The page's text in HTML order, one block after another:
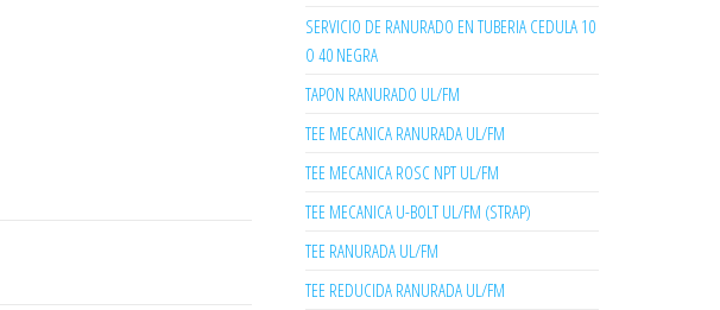
SERVICIO DE RANURADO EN TUBERIA CEDULA 10
O 40 NEGRA
TAPON RANURADO UL/FM
TEE MECANICA RANURADA UL/FM
TEE MECANICA ROSC NPT UL/FM
TEE MECANICA U-BOLT UL/FM (STRAP)
TEE RANURADA UL/FM
TEE REDUCIDA RANURADA UL/FM